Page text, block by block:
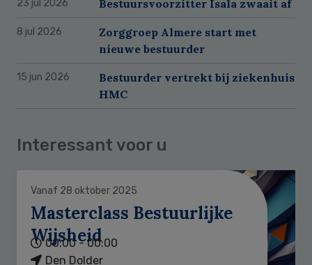
23 jul 2026 Bestuursvoorzitter Isala zwaait af
8 jul 2026
Zorggroep Almere start met
nieuwe bestuurder
15 jun 2026
Bestuurder vertrekt bij ziekenhuis
HMC
Interessant voor u
Vanaf 28 oktober 2025
Masterclass Bestuurlijke
Wijsheid
00:00 - 00:00
Den Dolder